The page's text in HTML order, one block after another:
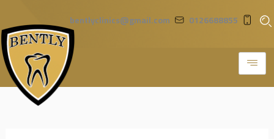
إلى
0126688855
bentlyclinics@gmail.com